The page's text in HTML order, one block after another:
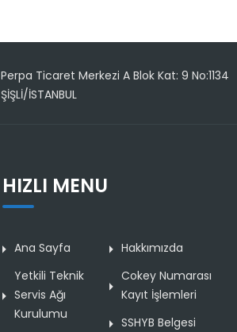
Perpa Ticaret Merkezi A Blok Kat: 9 No:1134
ŞİŞLİ/İSTANBUL
HIZLI MENU
Ana Sayfa
Hakkımızda
Yetkili Teknik
Servis Ağı
Kurulumu
Cokey Numarası
Kayıt İşlemleri
SSHYB Belgesi